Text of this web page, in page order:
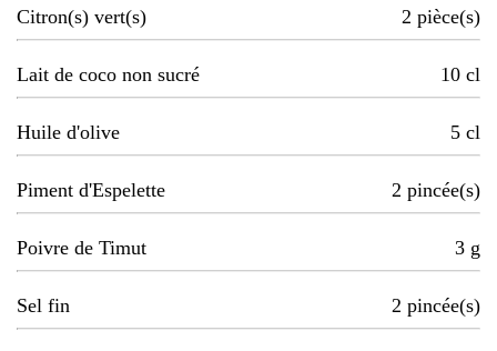
Citron(s) vert(s) 2 pièce(s)
Lait de coco non sucré 10 cl
Huile d'olive 5 cl
Piment d'Espelette 2 pincée(s)
Poivre de Timut 3 g
Sel fin 2 pincée(s)